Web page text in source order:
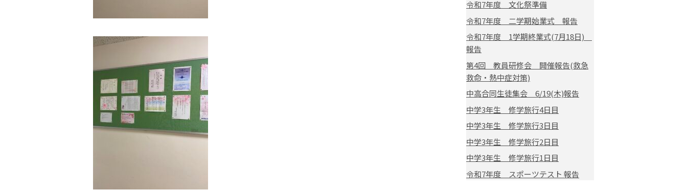
令和7年度 文化祭準備
令和7年度 二学期始業式 報告
令和7年度 1学期終業式(7月18日)
報告
第4回 教員研修会 開催報告(救急
救命・熱中症対策)
中高合同生徒集会 6/19(木)報告
中学3年生 修学旅行4日目
中学3年生 修学旅行3日目
中学3年生 修学旅行2日目
中学3年生 修学旅行1日目
令和7年度 スポーツテスト 報告